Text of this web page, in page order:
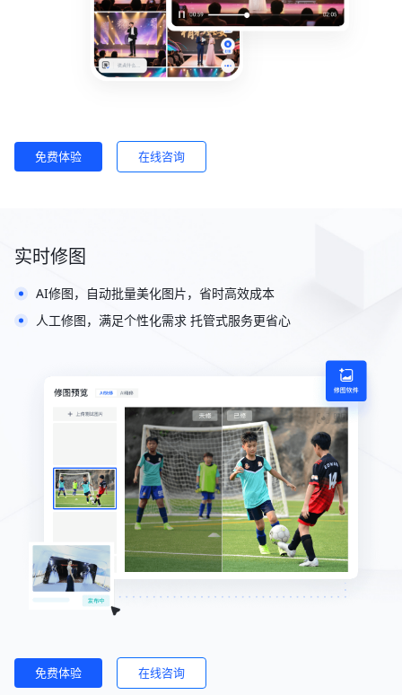
免费体验 在线咨询
实时修图
AI修图，自动批量美化图片，省时高效成本
人工修图，满足个性化需求 托管式服务更省心
免费体验 在线咨询